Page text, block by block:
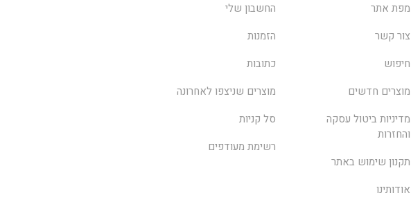
מפת אתר
צור קשר
חיפוש
מוצרים חדשים
מדיניות ביטול עסקה
והחזרות
תקנון שימוש באתר
אודותינו
החשבון שלי
הזמנות
כתובות
מוצרים שניצפו לאחרונה
סל קניות
רשימת מעודפים